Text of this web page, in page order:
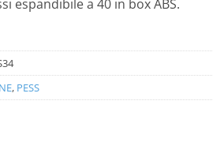
espandibile a 40 in box ABS.
, PESS